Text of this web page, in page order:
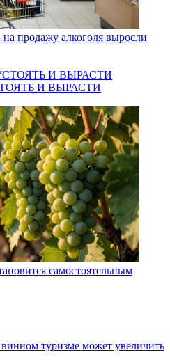
продажу алкоголя выросли
И ВЫРАСТИ
самостоятельным